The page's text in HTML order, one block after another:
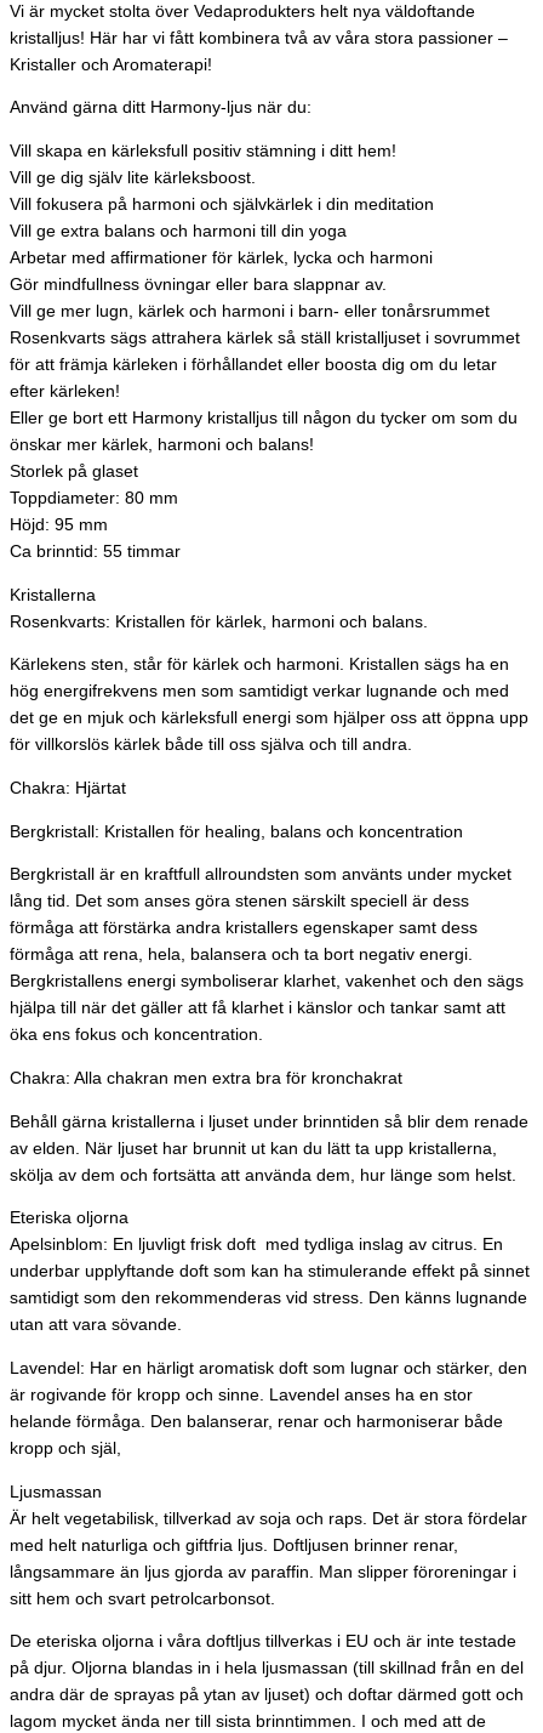
Vi är mycket stolta över Vedaprodukters helt nya väldoftande
kristalljus! Här har vi fått kombinera två av våra stora passioner –
Kristaller och Aromaterapi!
Använd gärna ditt Harmony-ljus när du:
Vill skapa en kärleksfull positiv stämning i ditt hem!
Vill ge dig själv lite kärleksboost.
Vill fokusera på harmoni och självkärlek i din meditation
Vill ge extra balans och harmoni till din yoga
Arbetar med affirmationer för kärlek, lycka och harmoni
Gör mindfullness övningar eller bara slappnar av.
Vill ge mer lugn, kärlek och harmoni i barn- eller tonårsrummet
Rosenkvarts sägs attrahera kärlek så ställ kristalljuset i sovrummet
för att främja kärleken i förhållandet eller boosta dig om du letar
efter kärleken!
Eller ge bort ett Harmony kristalljus till någon du tycker om som du
önskar mer kärlek, harmoni och balans!
Storlek på glaset
Toppdiameter: 80 mm
Höjd: 95 mm
Ca brinntid: 55 timmar
Kristallerna
Rosenkvarts: Kristallen för kärlek, harmoni och balans.
Kärlekens sten, står för kärlek och harmoni. Kristallen sägs ha en
hög energifrekvens men som samtidigt verkar lugnande och med
det ge en mjuk och kärleksfull energi som hjälper oss att öppna upp
för villkorslös kärlek både till oss själva och till andra.
Chakra: Hjärtat
Bergkristall: Kristallen för healing, balans och koncentration
Bergkristall är en kraftfull allroundsten som använts under mycket
lång tid. Det som anses göra stenen särskilt speciell är dess
förmåga att förstärka andra kristallers egenskaper samt dess
förmåga att rena, hela, balansera och ta bort negativ energi.
Bergkristallens energi symboliserar klarhet, vakenhet och den sägs
hjälpa till när det gäller att få klarhet i känslor och tankar samt att
öka ens fokus och koncentration.
Chakra: Alla chakran men extra bra för kronchakrat
Behåll gärna kristallerna i ljuset under brinntiden så blir dem renade
av elden. När ljuset har brunnit ut kan du lätt ta upp kristallerna,
skölja av dem och fortsätta att använda dem, hur länge som helst.
Eteriska oljorna
Apelsinblom: En ljuvligt frisk doft med tydliga inslag av citrus. En
underbar upplyftande doft som kan ha stimulerande effekt på sinnet
samtidigt som den rekommenderas vid stress. Den känns lugnande
utan att vara sövande.
Lavendel: Har en härligt aromatisk doft som lugnar och stärker, den
är rogivande för kropp och sinne. Lavendel anses ha en stor
helande förmåga. Den balanserar, renar och harmoniserar både
kropp och själ,
Ljusmassan
Är helt vegetabilisk, tillverkad av soja och raps. Det är stora fördelar
med helt naturliga och giftfria ljus. Doftljusen brinner renar,
långsammare än ljus gjorda av paraffin. Man slipper föroreningar i
sitt hem och svart petrolcarbonsot.
De eteriska oljorna i våra doftljus tillverkas i EU och är inte testade
på djur. Oljorna blandas in i hela ljusmassan (till skillnad från en del
andra där de sprayas på ytan av ljuset) och doftar därmed gott och
lagom mycket ända ner till sista brinntimmen. I och med att de